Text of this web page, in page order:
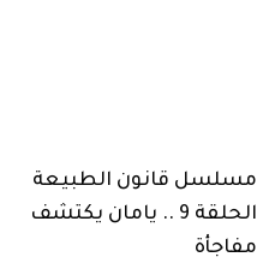
مسلسل قانون الطبيعة
الحلقة 9 .. يامان يكتشف
مفاجأة